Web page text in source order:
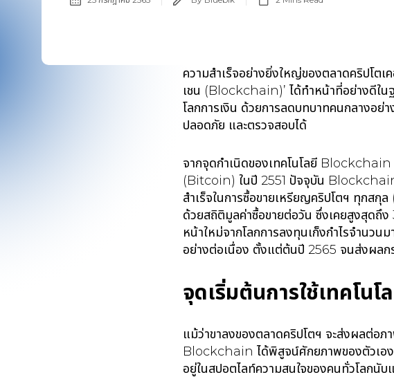
ความสำเร็จอย่างยิ่งใหญ่ของตลาดคริปโ
เชน (Blockchain)’ ได้ทำหน้าที่อย่างดีใน
โลกการเงิน ด้วยการลดบทบาทคนกลางอย่
ปลอดภัย และตรวจสอบได้
จากจุดกำเนิดของเทคโนโลยี
(Bitcoin) ในปี 2551 ปัจจุบัน Blockchain
สำเร็จในการซื้อขายเหรียญคริปโตฯ ทุกสกุ
ด้วยสถิติมูลค่าซื้อขายต่อวัน ซึ่งเคยสูงสุดถึ
หน้าใหม่จากโลกการลงทุนเก็งกำไรจำนว
อย่างต่อเนื่อง ตั้งแต่ต้นปี 2565 จนส่งผล
จุดเริ่มต้นการใช้เทคโน
แม้ว่าขาลงของตลาดคริปโตฯ จะส่งผลต่อ
Blockchain ได้พิสูจน์ศักยภาพของตัวเอ
อยู่ในสปอตไลท์ความสนใจของคนทั่วโลกนั